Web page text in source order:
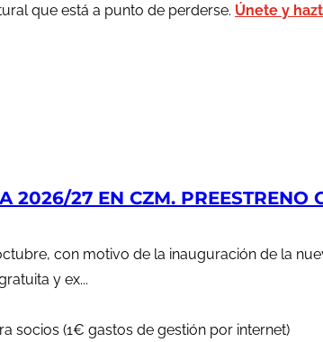
que está a punto de perderse. Únete y
2026/27 EN CZM. PREESTRENO
con motivo de la inauguración de la
y ex...
socios (1€ gastos de gestión por internet)